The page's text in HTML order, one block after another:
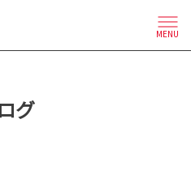
MENU
グ